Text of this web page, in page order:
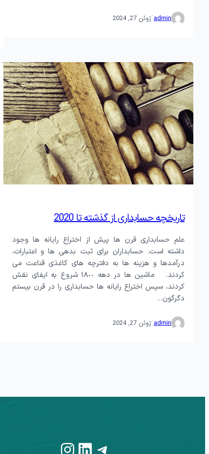
admin
·ژوئن 27, 2024
تاریخچه حسابداری از گذشته تا 2020
علم حسابداری قرن ها پيش از اختراع رایانه ها وجود
داشته است. حسابداران برای ثبت بدهی ها و اعتبارات،
درآمدها و هزینه ها به دفترچه های کاغذى قناعت می
کردند. ماشین ها در دهه ١٨٠٠ شروع به ایفای نقش
کردند، سپس اختراع رایانه ها حسابداری را در قرن بيستم
دگرگون…
admin
·ژوئن 27, 2024